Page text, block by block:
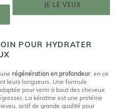
JE LE VEUX
POUR HYDRATER
régénération en profondeur , en ce
leurs longueurs. Une formule
pour venir à bout des cheveux
La kératine est une protéine
actif de grande qualité pour